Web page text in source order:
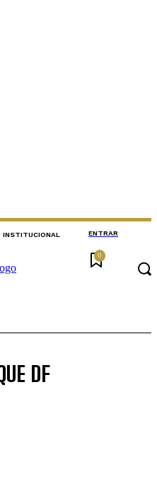
INSTITUCIONAL ENTRAR
0
DF